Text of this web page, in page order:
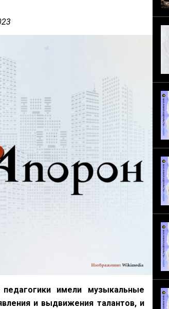
имели музыкальные
и выдвижения талантов, и